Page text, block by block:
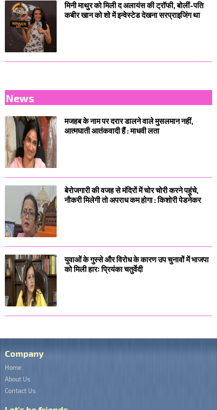
मिनी माथुर को मिली द अलायंस की ट्रॉफी, बोलीं-पति
कबीर खान को शो में इन्वेस्टेड देखना सरप्राइजिंग था
News
मजहब के नाम पर दरार डालने वाले मुसलमान नहीं,
आत्मघाती आतंकवादी हैं : माधवी लता
बेरोजगारी की वजह से मंदिरों में चोर चोरी करने पहुंचे,
नौकरी मिलेगी तो अपराध कम होगा : किशोरी पेडनेकर
युवाओं के गुस्से और विरोध के कारण उप चुनावों में भाजपा
को मिली हारः प्रियंका चतुर्वेदी
Company
Home
About Us
Contact Us